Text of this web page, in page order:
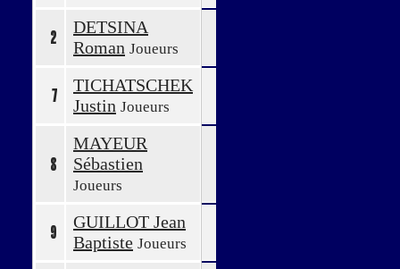
2
DETSINA
Roman Joueurs
7
TICHATSCHEK
Justin Joueurs
8
MAYEUR
Sébastien
Joueurs
9
GUILLOT Jean
Baptiste Joueurs